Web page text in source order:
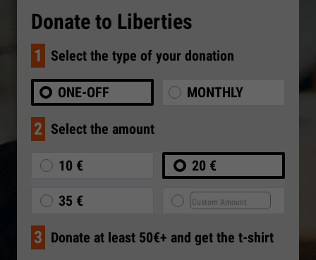
Donate to Liberties
1 Select the type of your donation
ONE-OFF MONTHLY
2 Select the amount
10 € 20 €
35 €
3 Donate at least 50€+ and get the t-shirt